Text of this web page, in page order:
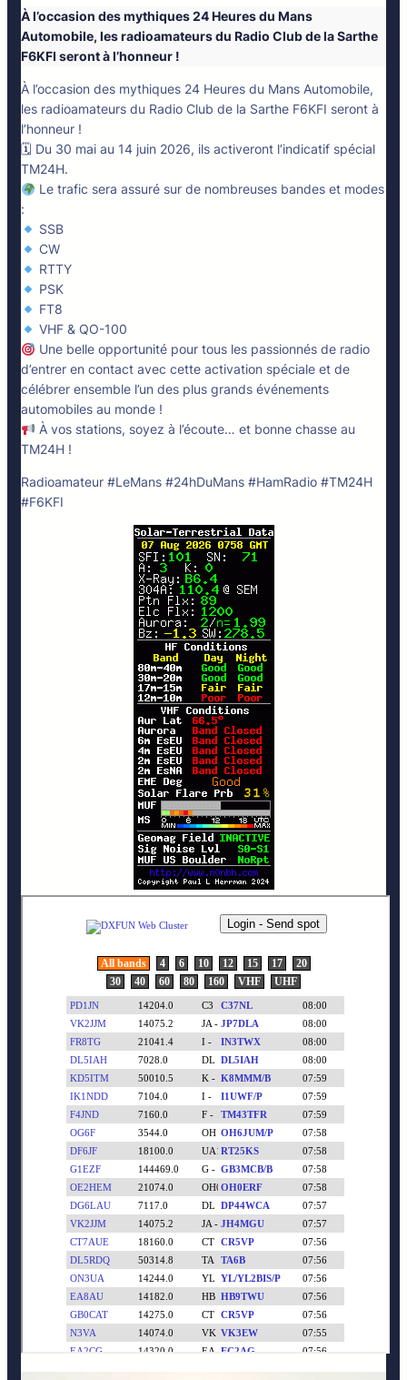
À l’occasion des mythiques 24 Heures du Mans
Automobile, les radioamateurs du Radio Club de la Sarthe
F6KFI seront à l’honneur !
À l’occasion des mythiques 24 Heures du Mans Automobile,
les radioamateurs du Radio Club de la Sarthe F6KFI seront à
l’honneur !
🗓 Du 30 mai au 14 juin 2026, ils activeront l’indicatif spécial
TM24H.
Le trafic sera assuré sur de nombreuses bandes et modes
:
SSB
CW
RTTY
PSK
FT8
VHF & QO-100
Une belle opportunité pour tous les passionnés de radio
d’entrer en contact avec cette activation spéciale et de
célébrer ensemble l’un des plus grands événements
automobiles au monde !
À vos stations, soyez à l’écoute… et bonne chasse au
TM24H !
Radioamateur #LeMans #24hDuMans #HamRadio #TM24H
#F6KFI